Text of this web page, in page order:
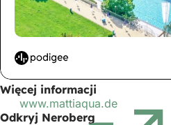
Więcej informacji
www.mattiaqua.de
Odkryj Neroberg